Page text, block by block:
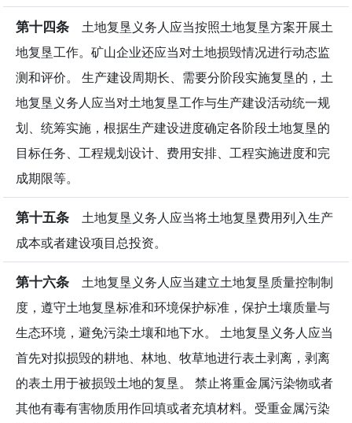
第十四条 土地复垦义务人应当按照土地复垦方案开展土
地复垦工作。矿山企业还应当对土地损毁情况进行动态监
测和评价。 生产建设周期长、需要分阶段实施复垦的，土
地复垦义务人应当对土地复垦工作与生产建设活动统一规
划、统筹实施，根据生产建设进度确定各阶段土地复垦的
目标任务、工程规划设计、费用安排、工程实施进度和完
成期限等。
第十五条 土地复垦义务人应当将土地复垦费用列入生产
成本或者建设项目总投资。
第十六条 土地复垦义务人应当建立土地复垦质量控制制
度，遵守土地复垦标准和环境保护标准，保护土壤质量与
生态环境，避免污染土壤和地下水。 土地复垦义务人应当
首先对拟损毁的耕地、林地、牧草地进行表土剥离，剥离
的表土用于被损毁土地的复垦。 禁止将重金属污染物或者
其他有毒有害物质用作回填或者充填材料。受重金属污染